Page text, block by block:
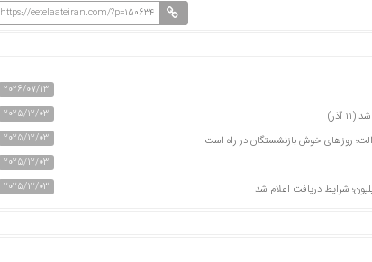
https://eetelaateiran.com/?p=150634
2026/07/13
آذر)
2025/12/03
روزهای خوش بازنشستگان در راه است
2025/12/03
2025/12/03
2025/12/03